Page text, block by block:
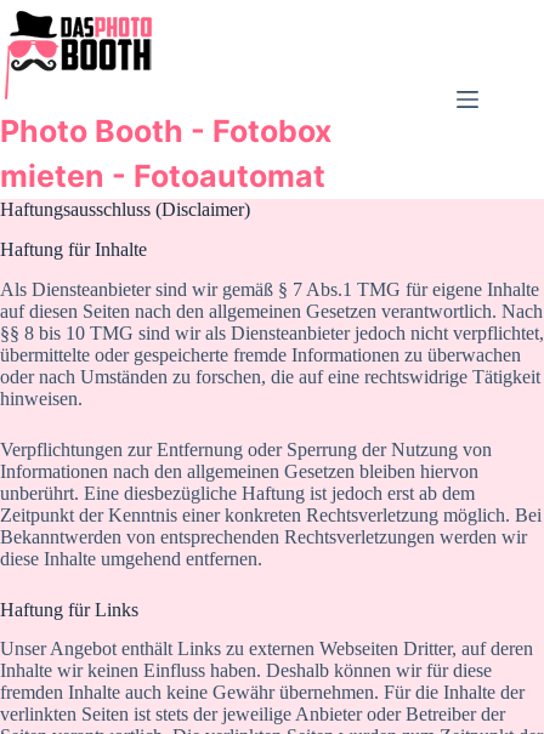
Zum
Inhalt
springen
Photo Booth - Fotobox
mieten - Fotoautomat
Haftungsausschluss (Disclaimer)
Haftung für Inhalte
Als Diensteanbieter sind wir gemäß § 7 Abs.1 TMG für eigene Inhalte
auf diesen Seiten nach den allgemeinen Gesetzen verantwortlich. Nach
§§ 8 bis 10 TMG sind wir als Diensteanbieter jedoch nicht verpflichtet,
übermittelte oder gespeicherte fremde Informationen zu überwachen
oder nach Umständen zu forschen, die auf eine rechtswidrige Tätigkeit
hinweisen.
Verpflichtungen zur Entfernung oder Sperrung der Nutzung von
Informationen nach den allgemeinen Gesetzen bleiben hiervon
unberührt. Eine diesbezügliche Haftung ist jedoch erst ab dem
Zeitpunkt der Kenntnis einer konkreten Rechtsverletzung möglich. Bei
Bekanntwerden von entsprechenden Rechtsverletzungen werden wir
diese Inhalte umgehend entfernen.
Haftung für Links
Unser Angebot enthält Links zu externen Webseiten Dritter, auf deren
Inhalte wir keinen Einfluss haben. Deshalb können wir für diese
fremden Inhalte auch keine Gewähr übernehmen. Für die Inhalte der
verlinkten Seiten ist stets der jeweilige Anbieter oder Betreiber der